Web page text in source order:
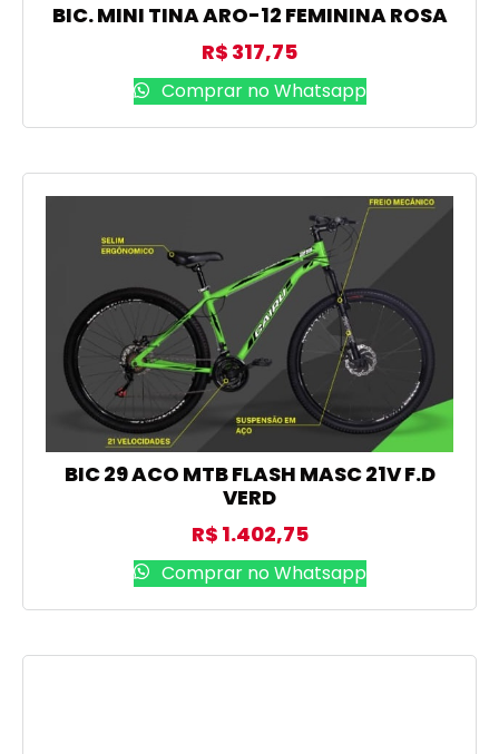
BIC. MINI TINA ARO-12 FEMININA ROSA
R$ 317,75
Comprar no Whatsapp
BIC 29 ACO MTB FLASH MASC 21V F.D
VERD
R$ 1.402,75
Comprar no Whatsapp